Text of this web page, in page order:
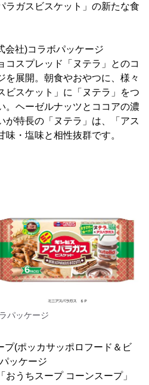
ラガスビスケット」の新たな食
会社)コラボパッケージ
コスプレッド「ヌテラ」とのコ
を展開。朝食やおやつに、様々
ビスケット」に「ヌテラ」をつ
。ヘーゼルナッツとココアの濃
が特長の「ヌテラ」は、「アス
・塩味と相性抜群です。
パッケージ
プ(ポッカサッポロフード＆ビ
ッケージ
うちスープ コーンスープ」